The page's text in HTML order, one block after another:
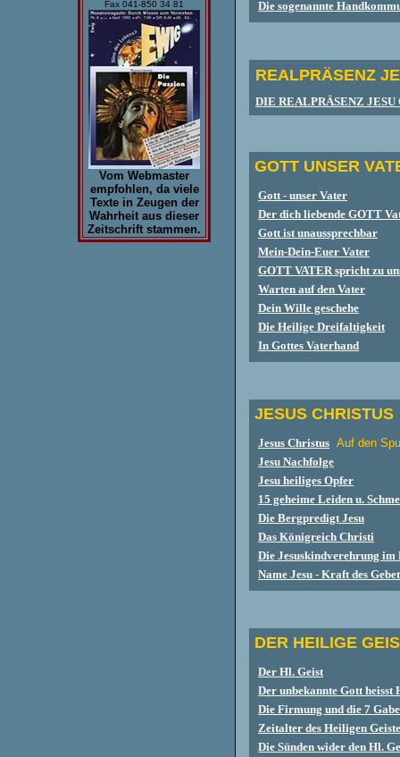
Fax 041-850 34 81
Vom Webmaster
empfohlen, da viele
Texte in Zeugen der
Wahrheit aus dieser
Zeitschrift stammen.
Die sogenannte
REALPRÄSENZ
DIE REALPRÄSENZ
GOTT UNSER
Gott - unser Vater
Der dich liebende GOTT
Gott ist unaussprechbar
Mein-Dein-Euer Vater
GOTT VATER spricht zu
Warten auf den Vater
Dein Wille geschehe
Die Heilige Dreifaltigkeit
In Gottes Vaterhand
JESUS CHRISTUS
Jesus Christus Auf den
Jesu Nachfolge
Jesu heiliges Opfer
15 geheime Leiden u.
Die Bergpredigt Jesu
Das Königreich Christi
Die Jesuskindverehrung
Name Jesu - Kraft des
DER HEILIGE
Der Hl. Geist
Der unbekannte Gott heisst
Die Firmung und die 7
Zeitalter des Heiligen
Die Sünden wider den Hl.